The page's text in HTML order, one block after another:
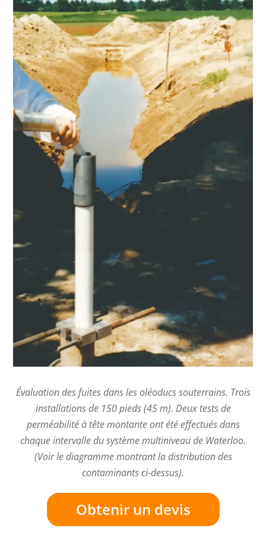
Évaluation des fuites dans les oléoducs souterrains. Trois
installations de 150 pieds (45 m). Deux tests de
perméabilité à tête montante ont été effectués dans
chaque intervalle du système multiniveau de Waterloo.
(Voir le diagramme montrant la distribution des
contaminants ci-dessus).
Obtenir un devis